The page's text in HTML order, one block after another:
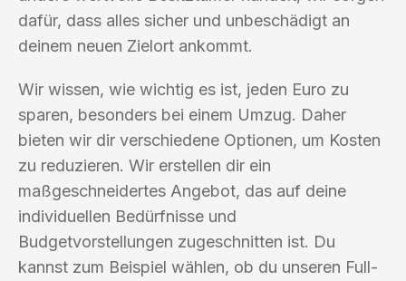
dafür, dass alles sicher und unbeschädigt an
deinem neuen Zielort ankommt.
Wir wissen, wie wichtig es ist, jeden Euro zu
sparen, besonders bei einem Umzug. Daher
bieten wir dir verschiedene Optionen, um Kosten
zu reduzieren. Wir erstellen dir ein
maßgeschneidertes Angebot, das auf deine
individuellen Bedürfnisse und
Budgetvorstellungen zugeschnitten ist. Du
kannst zum Beispiel wählen, ob du unseren Full-